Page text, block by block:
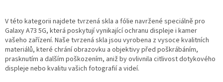
V této kategorii najdete tvrzená skla a fólie navržené speciálně pro
Galaxy A73 5G, která poskytují vynikající ochranu displeje i kamer
vašeho zařízení. Naše tvrzená skla jsou vyrobena z vysoce kvalitních
materiálů, které chrání obrazovku a objektivy před poškrábáním,
prasknutím a dalším poškozením, aniž by ovlivnila citlivost dotykového
displeje nebo kvalitu vašich fotografií a videí.